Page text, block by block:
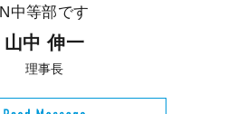
N中等部です
山中 伸一
理事長